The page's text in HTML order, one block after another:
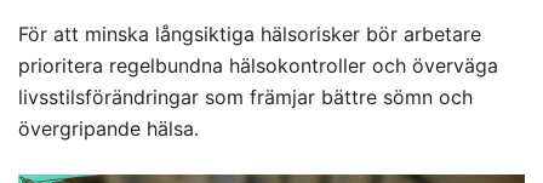
För att minska långsiktiga hälsorisker bör arbetare
prioritera regelbundna hälsokontroller och överväga
livsstilsförändringar som främjar bättre sömn och
övergripande hälsa.